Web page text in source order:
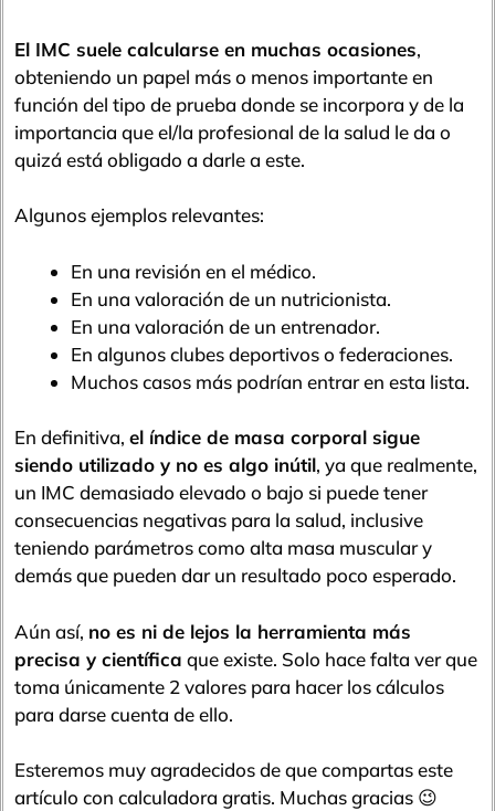
El IMC suele calcularse en muchas ocasiones,
obteniendo un papel más o menos importante en
función del tipo de prueba donde se incorpora y de la
importancia que el/la profesional de la salud le da o
quizá está obligado a darle a este.
Algunos ejemplos relevantes:
En una revisión en el médico.
En una valoración de un nutricionista.
En una valoración de un entrenador.
En algunos clubes deportivos o federaciones.
Muchos casos más podrían entrar en esta lista.
En definitiva, el índice de masa corporal sigue
siendo utilizado y no es algo inútil, ya que realmente,
un IMC demasiado elevado o bajo si puede tener
consecuencias negativas para la salud, inclusive
teniendo parámetros como alta masa muscular y
demás que pueden dar un resultado poco esperado.
Aún así, no es ni de lejos la herramienta más
precisa y científica que existe. Solo hace falta ver que
toma únicamente 2 valores para hacer los cálculos
para darse cuenta de ello.
Esteremos muy agradecidos de que compartas este
artículo con calculadora gratis. Muchas gracias 😉